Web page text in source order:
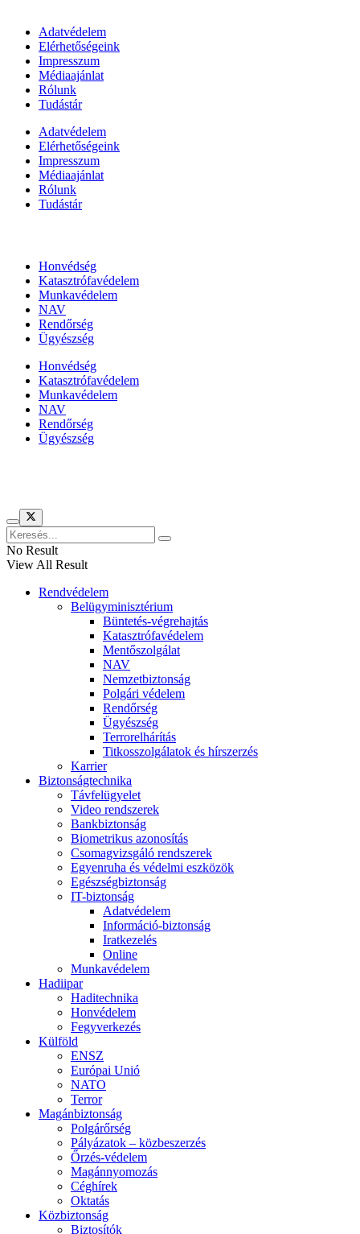
Adatvédelem
Elérhetőségeink
Impresszum
Médiaajánlat
Rólunk
Tudástár
Adatvédelem
Elérhetőségeink
Impresszum
Médiaajánlat
Rólunk
Tudástár
Honvédség
Katasztrófavédelem
Munkavédelem
NAV
Rendőrség
Ügyészség
Honvédség
Katasztrófavédelem
Munkavédelem
NAV
Rendőrség
Ügyészség
No Result
View All Result
Rendvédelem
Belügyminisztérium
Büntetés-végrehajtás
Katasztrófavédelem
Mentőszolgálat
NAV
Nemzetbiztonság
Polgári védelem
Rendőrség
Ügyészség
Terrorelhárítás
Titkosszolgálatok és hírszerzés
Karrier
Biztonságtechnika
Távfelügyelet
Video rendszerek
Bankbiztonság
Biometrikus azonosítás
Csomagvizsgáló rendszerek
Egyenruha és védelmi eszközök
Egészségbiztonság
IT-biztonság
Adatvédelem
Információ-biztonság
Iratkezelés
Online
Munkavédelem
Hadiipar
Haditechnika
Honvédelem
Fegyverkezés
Külföld
ENSZ
Európai Unió
NATO
Terror
Magánbiztonság
Polgárőrség
Pályázatok – közbeszerzés
Őrzés-védelem
Magánnyomozás
Céghírek
Oktatás
Közbiztonság
Biztosítók